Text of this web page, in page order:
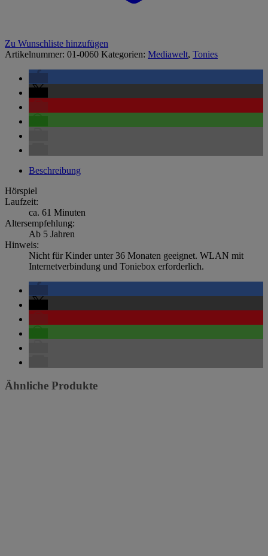
Zu Wunschliste hinzufügen
Artikelnummer: 01-0060 Kategorien: Mediawelt, Tonies
Beschreibung
Hörspiel
Laufzeit:
ca. 61 Minuten
Altersempfehlung:
Ab 5 Jahren
Hinweis:
Nicht für Kinder unter 36 Monaten geeignet. WLAN mit
Internetverbindung und Toniebox erforderlich.
Ähnliche Produkte